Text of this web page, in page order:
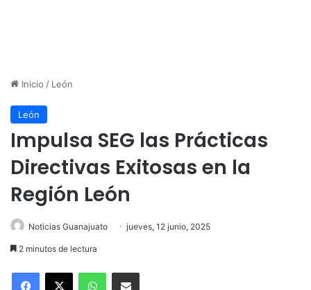
Inicio / León
León
Impulsa SEG las Prácticas
Directivas Exitosas en la
Región León
Noticias Guanajuato jueves, 12 junio, 2025
2 minutos de lectura